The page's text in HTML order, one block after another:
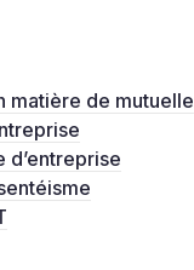
matière de mutuelle